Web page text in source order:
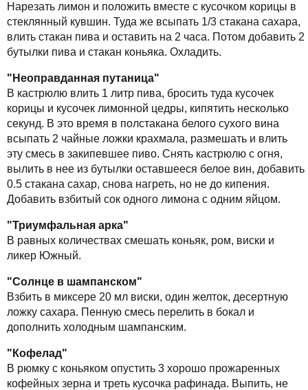
Нарезать лимон и положить вместе с кусочком корицы в
стеклянный кувшин. Туда же всыпать 1/3 стакана сахара,
влить стакан пива и оставить на 2 часа. Потом добавить 2
бутылки пива и стакан коньяка. Охладить.
"Неоправданная путаница"
В кастрюлю влить 1 литр пива, бросить туда кусочек
корицы и кусочек лимонной цедры, кипятить несколько
секунд. В это время в полстакана белого сухого вина
всыпать 2 чайные ложки крахмала, размешать и влить
эту смесь в закипевшее пиво. Снять кастрюлю с огня,
вылить в нее из бутылки оставшееся белое вин, добавить
0.5 стакана сахар, снова нагреть, но не до кипения.
Добавить взбитый сок одного лимона с одним яйцом.
"Триумфальная арка"
В равных количествах смешать коньяк, ром, виски и
ликер Южный.
"Солнце в шампанском"
Взбить в миксере 20 мл виски, один желток, десертную
ложку сахара. Пенную смесь перелить в бокал и
дополнить холодным шампанским.
"Кофелад"
В рюмку с коньяком опустить 3 хорошо прожаренных
кофейных зерна и треть кусочка рафинада. Выпить, не